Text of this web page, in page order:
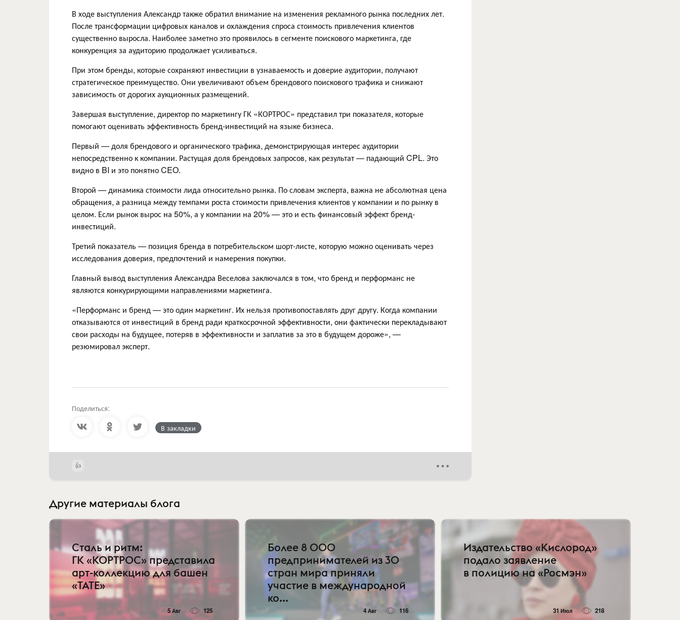
В ходе выступления Александр также обратил внимание на изменения рекламного рынка последних лет.
После трансформации цифровых каналов и охлаждения спроса стоимость привлечения клиентов
существенно выросла. Наиболее заметно это проявилось в сегменте поискового маркетинга, где
конкуренция за аудиторию продолжает усиливаться.
При этом бренды, которые сохраняют инвестиции в узнаваемость и доверие аудитории, получают
стратегическое преимущество. Они увеличивают объем брендового поискового трафика и снижают
зависимость от дорогих аукционных размещений.
Завершая выступление, директор по маркетингу ГК «КОРТРОС» представил три показателя, которые
помогают оценивать эффективность бренд-инвестиций на языке бизнеса.
Первый — доля брендового и органического трафика, демонстрирующая интерес аудитории
непосредственно к компании. Растущая доля брендовых запросов, как результат — падающий CPL. Это
видно в BI и это понятно CEO.
Второй — динамика стоимости лида относительно рынка. По словам эксперта, важна не абсолютная цена
обращения, а разница между темпами роста стоимости привлечения клиентов у компании и по рынку в
целом. Если рынок вырос на 50%, а у компании на 20% — это и есть финансовый эффект бренд-
инвестиций.
Третий показатель — позиция бренда в потребительском шорт-листе, которую можно оценивать через
исследования доверия, предпочтений и намерения покупки.
Главный вывод выступления Александра Веселова заключался в том, что бренд и перформанс не
являются конкурирующими направлениями маркетинга.
«Перформанс и бренд — это один маркетинг. Их нельзя противопоставлять друг другу. Когда компании
отказываются от инвестиций в бренд ради краткосрочной эффективности, они фактически перекладывают
свои расходы на будущее, потеряв в эффективности и заплатив за это в будущем дороже», —
резюмировал эксперт.
Поделиться:
В закладки
Другие материалы блога
Сталь и ритм:
ГК «КОРТРОС» представила
арт-коллекцию для башен
«TATE»
5 Авг 125
Более 8 000
предпринимателей из 30
стран мира приняли
участие в международной
ко...
4 Авг 116
Издательство «Кислород»
подало заявление
в полицию на «Росмэн»
31 Июл 218